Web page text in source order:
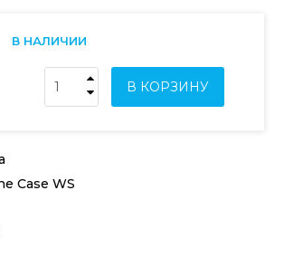
В НАЛИЧИИ
В КОРЗИНУ
Case WS